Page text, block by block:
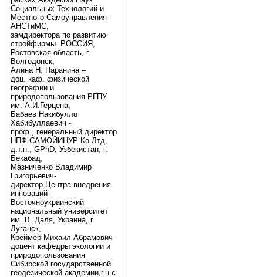
Социальных Технологий и
Местного Самоуправления -
АНСТиМС,
замдиректора по развитию
стройфирмы. РОССИЯ,
Ростовская область, г.
Волгодонск,
Алина Н. Паранина –
доц. каф. физической
географии и
природопользования РГПУ
им. А.И.Герцена,
Бабаев Накибулло
Хабибуллаевич -
проф., генеральный директор
НПФ САМОЙИНУР Ко Лтд,
д.т.н., GPhD, Узбекистан, г.
Бекабад,
Мазниченко Владимир
Григорьевич-
директор Центра внедрения
инноваций-
Восточноукраинский
национальный университет
им. В. Даля, Украина, г.
Луганск,
Креймер Михаил Абрамович-
доцент кафедры экологии и
природопользования
Сибирской государственной
геодезической академии,г.н.с.